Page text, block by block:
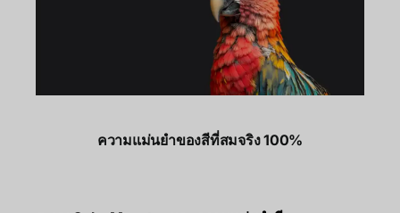
ความแม่นยำของสีที่สมจริง 100%